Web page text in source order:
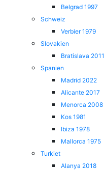
Belgrad 1997
Schweiz
Verbier 1979
Slovakien
Bratislava 2011
Spanien
Madrid 2022
Alicante 2017
Menorca 2008
Kos 1981
Ibiza 1978
Mallorca 1975
Turkiet
Alanya 2018